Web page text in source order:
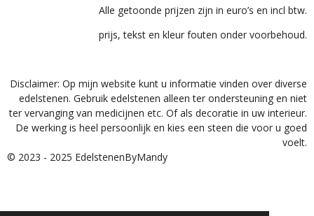
Alle getoonde prijzen zijn in euro’s en incl btw.
prijs, tekst en kleur fouten onder voorbehoud.
Disclaimer: Op mijn website kunt u informatie vinden over diverse
edelstenen. Gebruik edelstenen alleen ter ondersteuning en niet
ter vervanging van medicijnen etc. Of als decoratie in uw interieur.
De werking is heel persoonlijk en kies een steen die voor u goed
voelt.
© 2023 - 2025 EdelstenenByMandy